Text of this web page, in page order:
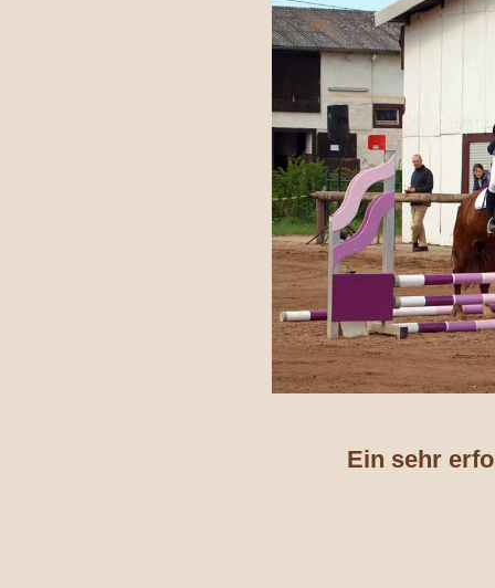
Ein sehr